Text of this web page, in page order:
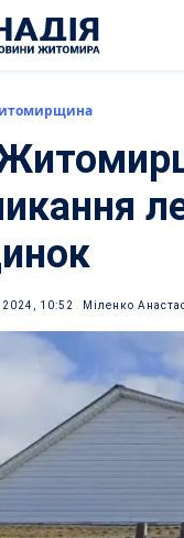
2024, 10:52 Міленко